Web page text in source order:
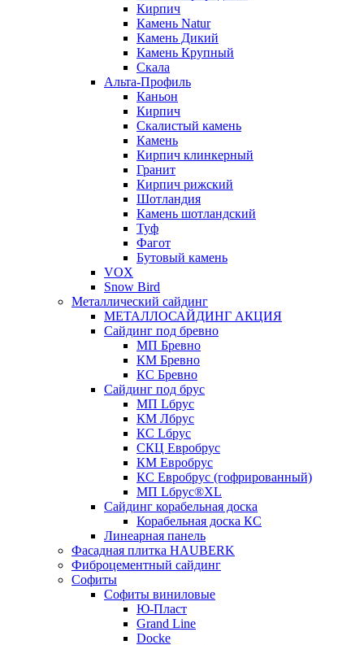
Кирпич
Камень Natur
Камень Дикий
Камень Крупный
Скала
Альта-Профиль
Каньон
Кирпич
Скалистый камень
Камень
Кирпич клинкерный
Гранит
Кирпич рижский
Шотландия
Камень шотландский
Туф
Фагот
Бутовый камень
VOX
Snow Bird
Металлический сайдинг
МЕТАЛЛОСАЙДИНГ АКЦИЯ
Сайдинг под бревно
МП Бревно
КМ Бревно
КС Бревно
Сайдинг под брус
МП Lбрус
КМ Лбрус
КС Lбрус
СКЦ Евробрус
КМ Евробрус
КС Евробрус (гофрированный)
МП Lбрус®XL
Сайдинг корабельная доска
Корабельная доска КС
Линеарная панель
Фасадная плитка HAUBERK
Фиброцементный сайдинг
Софиты
Софиты виниловые
Ю-Пласт
Grand Line
Docke